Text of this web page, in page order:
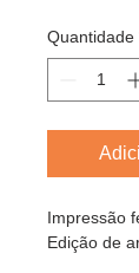
Quantidade
Impressão
Edição de